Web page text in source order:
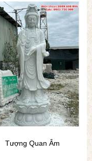
Tượng Quan Âm